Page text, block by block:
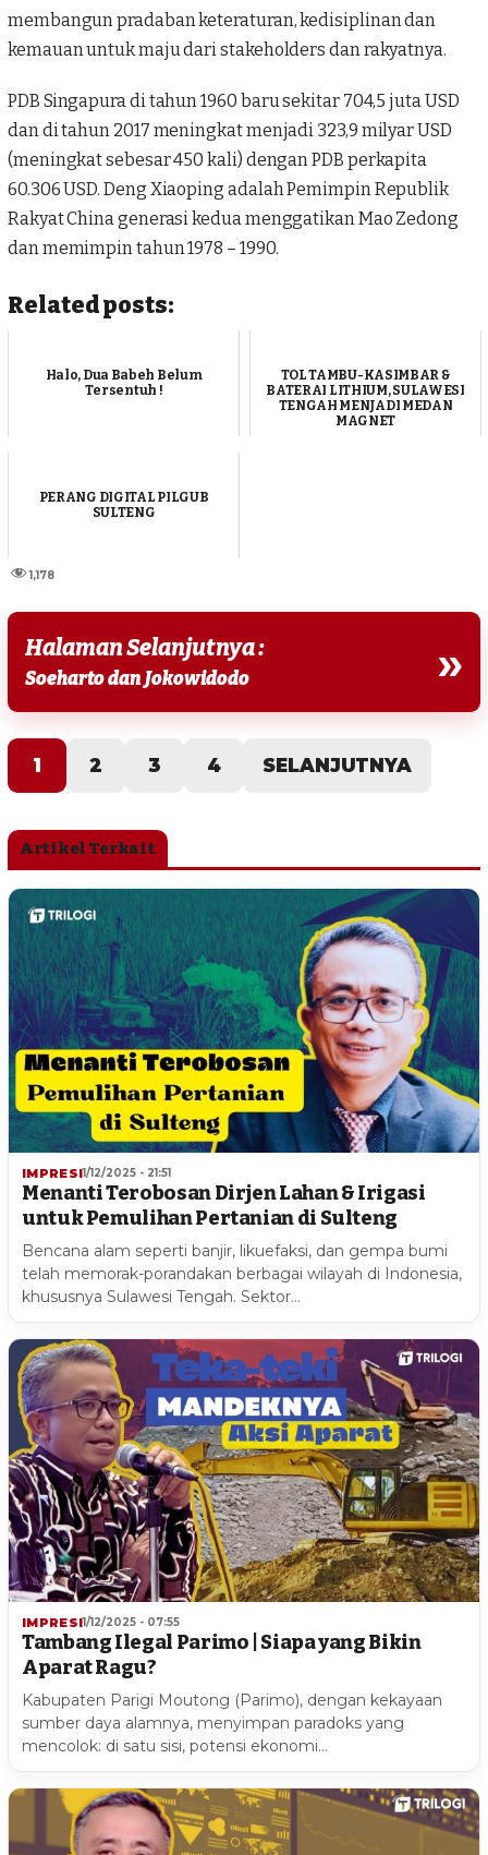
membangun pradaban keteraturan, kedisiplinan dan
kemauan untuk maju dari stakeholders dan rakyatnya.
PDB Singapura di tahun 1960 baru sekitar 704,5 juta USD
dan di tahun 2017 meningkat menjadi 323,9 milyar USD
(meningkat sebesar 450 kali) dengan PDB perkapita
60.306 USD. Deng Xiaoping adalah Pemimpin Republik
Rakyat China generasi kedua menggatikan Mao Zedong
dan memimpin tahun 1978 – 1990.
Related posts:
Halo, Dua Babeh Belum
Tersentuh !
TOL TAMBU-KASIMBAR &
BATERAI LITHIUM, SULAWESI
TENGAH MENJADI MEDAN
MAGNET
PERANG DIGITAL PILGUB
SULTENG
1,178
Halaman Selanjutnya :
Soeharto dan Jokowidodo »
1 2 3 4 SELANJUTNYA
Artikel Terkait
IMPRESI1/12/2025 - 21:51
Menanti Terobosan Dirjen Lahan & Irigasi
untuk Pemulihan Pertanian di Sulteng
Bencana alam seperti banjir, likuefaksi, dan gempa bumi
telah memorak-porandakan berbagai wilayah di Indonesia,
khususnya Sulawesi Tengah. Sektor…
IMPRESI1/12/2025 - 07:55
Tambang Ilegal Parimo | Siapa yang Bikin
Aparat Ragu?
Kabupaten Parigi Moutong (Parimo), dengan kekayaan
sumber daya alamnya, menyimpan paradoks yang
mencolok: di satu sisi, potensi ekonomi…